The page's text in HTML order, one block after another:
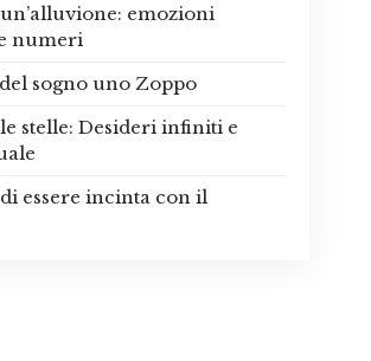
emozioni
numeri
sogno uno Zoppo
stelle: Desideri infiniti e
essere incinta con il